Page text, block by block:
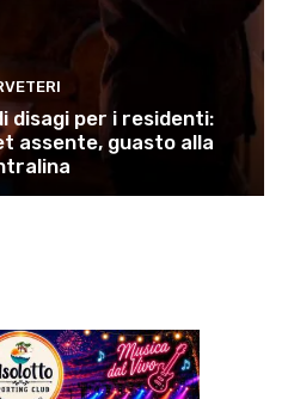
disagi per i residenti:
assente, guasto alla